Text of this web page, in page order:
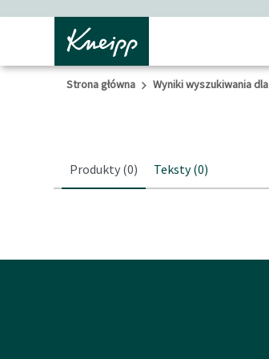
Strona główna Wyniki wyszukiwania dla
Produkty (0) Teksty(0)